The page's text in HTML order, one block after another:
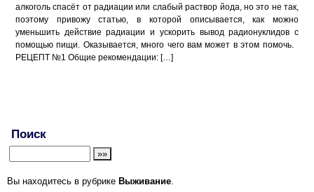
алкоголь спасёт от радиации или слабый раствор йода, но это не так,
поэтому привожу статью, в которой описывается, как можно
уменьшить действие радиации и ускорить вывод радионуклидов с
помощью пищи. Оказывается, много чего вам может в этом помочь.
РЕЦЕПТ №1 Общие рекомендации: […]
Поиск
Вы находитесь в рубрике Выживание.